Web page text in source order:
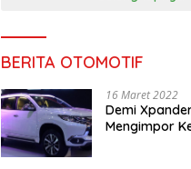
BERITA OTOMOTIF
16 Maret 2022
Demi
Mengimpor